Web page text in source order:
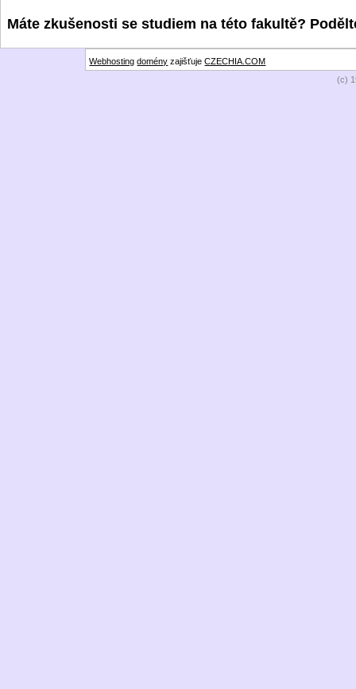
Máte zkušenosti se studiem na této fakultě?
Webhosting domény zajišťujeCZECHIA.COM
(c)